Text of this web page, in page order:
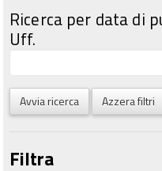
Ricerca per data di
Uff.
Avvia ricerca Azzera filtri
Filtra